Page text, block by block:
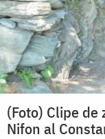
(Foto) Clipe
Nifon al